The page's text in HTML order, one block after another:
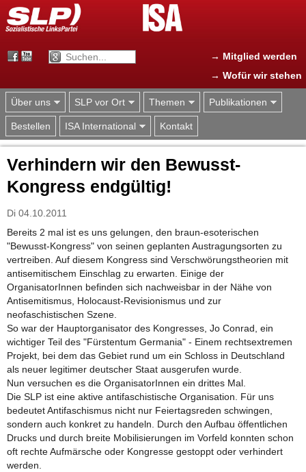
Jump to navigation
→ Mitglied werden
→ Wofür wir stehen
Über uns SLP vor Ort Themen Publikationen
Bestellen ISA International Kontakt
Verhindern wir den Bewusst-
Kongress endgültig!
Di 04.10.2011
Bereits 2 mal ist es uns gelungen, den braun-esoterischen
"Bewusst-Kongress" von seinen geplanten Austragungsorten zu
vertreiben. Auf diesem Kongress sind Verschwörungstheorien mit
antisemitischem Einschlag zu erwarten. Einige der
OrganisatorInnen befinden sich nachweisbar in der Nähe von
Antisemitismus, Holocaust-Revisionismus und zur
neofaschistischen Szene.
So war der Hauptorganisator des Kongresses, Jo Conrad, ein
wichtiger Teil des "Fürstentum Germania" - Einem rechtsextremen
Projekt, bei dem das Gebiet rund um ein Schloss in Deutschland
als neuer legitimer deutscher Staat ausgerufen wurde.
Nun versuchen es die OrganisatorInnen ein drittes Mal.
Die SLP ist eine aktive antifaschistische Organisation. Für uns
bedeutet Antifaschismus nicht nur Feiertagsreden schwingen,
sondern auch konkret zu handeln. Durch den Aufbau öffentlichen
Drucks und durch breite Mobilisierungen im Vorfeld konnten schon
oft rechte Aufmärsche oder Kongresse gestoppt oder verhindert
werden.